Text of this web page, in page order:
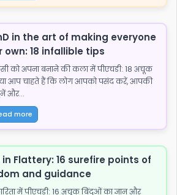
in the art of making everyone
own: 18 infallible tips
को अपना बनाने की कला में पीएचडी: 18 अचूक
आप चाहते हैं कि लोग आपको पसंद करें, आपकी
और...
more
in Flattery: 16 surefire points of
and guidance
में पीएचडी: 16 अचूक बिंदुओं का ज्ञान और